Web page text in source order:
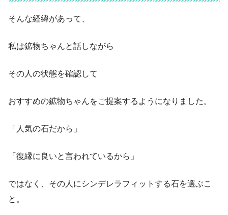
そんな経緯があって、
私は鉱物ちゃんと話しながら
その人の状態を確認して
おすすめの鉱物ちゃんをご提案するようになりました。
「人気の石だから」
「復縁に良いと言われているから」
ではなく、その人にシンデレラフィットする石を選ぶこ
と。